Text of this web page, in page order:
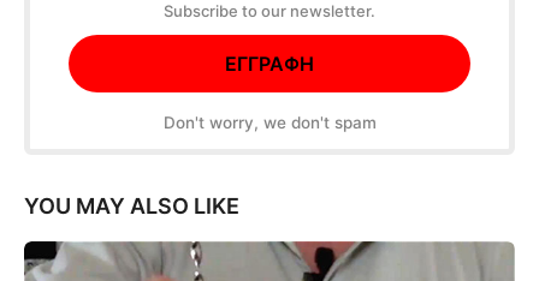
Subscribe to our newsletter.
Don't worry, we don't spam
YOU MAY ALSO LIKE